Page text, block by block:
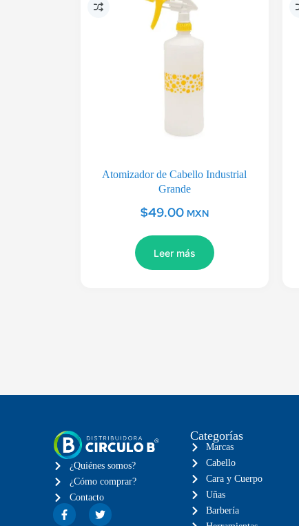
Atomizador de Cabello Industrial
Grande
$49.00 MXN
Leer más
¿Quiénes somos?
¿Cómo comprar?
Contacto
Categorías
Marcas
Cabello
Cara y Cuerpo
Uñas
Barbería